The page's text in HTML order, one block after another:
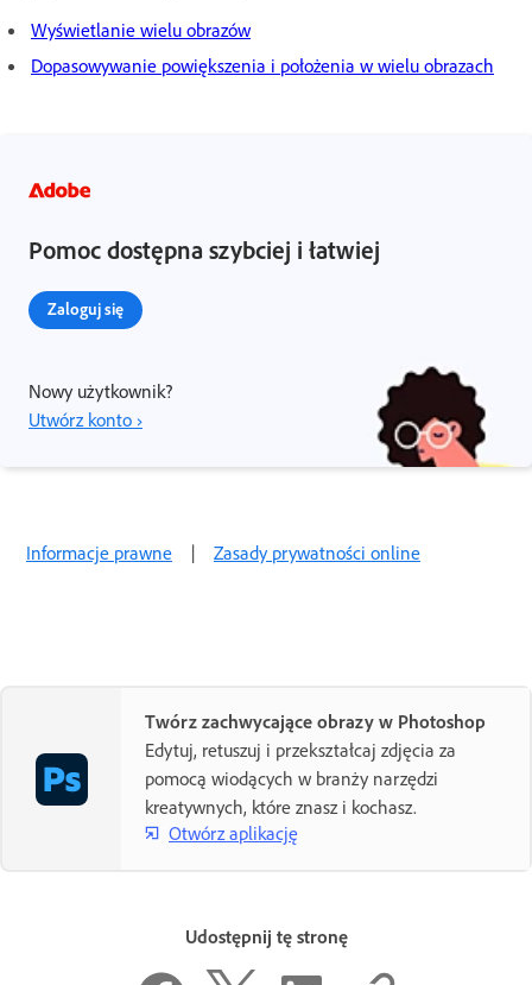
Wyświetlanie wielu obrazów
Dopasowywanie powiększenia i położenia w wielu obrazach
Pomoc dostępna szybciej i łatwiej
Zaloguj się
Nowy użytkownik?
Utwórz konto ›
Informacje prawne | Zasady prywatności online
Twórz zachwycające obrazy w Photoshop
Edytuj, retuszuj i przekształcaj zdjęcia za
pomocą wiodących w branży narzędzi
kreatywnych, które znasz i kochasz.
Otwórz aplikację
Udostępnij tę stronę